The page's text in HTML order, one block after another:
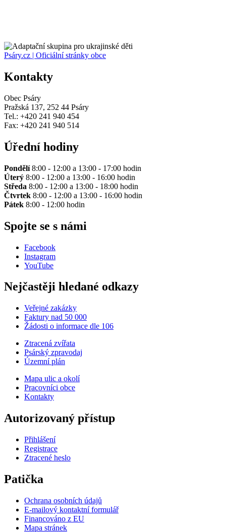
Psáry.cz | Oficiální stránky obce
Kontakty
Obec Psáry
Pražská 137, 252 44 Psáry
Tel.: +420 241 940 454
Fax: +420 241 940 514
Úřední hodiny
Pondělí8:00 - 12:00 a 13:00 - 17:00 hodin
Úterý 8:00 - 12:00 a 13:00 - 16:00 hodin
Středa 8:00 - 12:00 a 13:00 - 18:00 hodin
Čtvrtek 8:00 - 12:00 a 13:00 - 16:00 hodin
Pátek 8:00 - 12:00 hodin
Spojte se s námi
Facebook
Instagram
YouTube
Nejčastěji hledané odkazy
Veřejné zakázky
Faktury nad 50 000
Žádosti o informace dle 106
Ztracená zvířata
Psárský zpravodaj
Územní plán
Mapa ulic a okolí
Pracovníci obce
Kontakty
Autorizovaný přístup
Přihlášení
Registrace
Ztracené heslo
Patička
Ochrana osobních údajů
E-mailový kontaktní formulář
Financováno z EU
Mapa stránek